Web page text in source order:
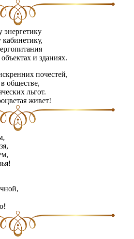
и зданиях.
почестей,
обществе,
льгот.
живет!